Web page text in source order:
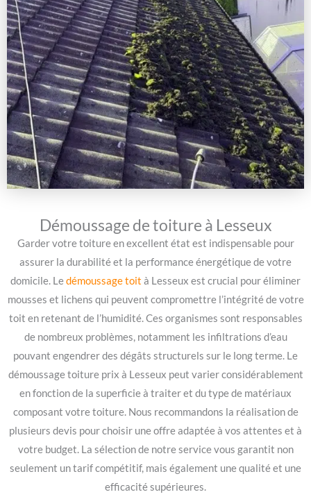
Démoussage de toiture à Lesseux
Garder votre toiture en excellent état est indispensable pour
assurer la durabilité et la performance énergétique de votre
domicile. Ledémoussage toit à Lesseux est crucial pour éliminer
mousses et lichens qui peuvent compromettre l’intégrité de votre
toit en retenant de l’humidité. Ces organismes sont responsables
de nombreux problèmes, notamment les infiltrations d’eau
pouvant engendrer des dégâts structurels sur le long terme. Le
démoussage toiture prix à Lesseux peut varier considérablement
en fonction de la superficie à traiter et du type de matériaux
composant votre toiture. Nous recommandons la réalisation de
plusieurs devis pour choisir une offre adaptée à vos attentes et à
votre budget. La sélection de notre service vous garantit non
seulement un tarif compétitif, mais également une qualité et une
efficacité supérieures.